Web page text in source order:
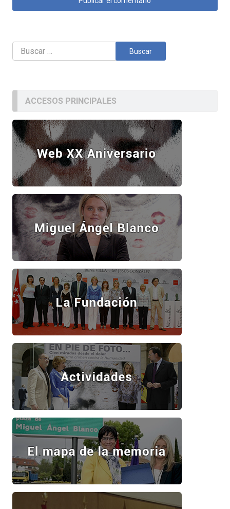
Buscar:
ACCESOS PRINCIPALES